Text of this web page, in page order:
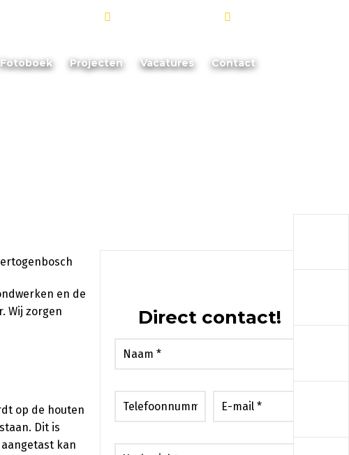
Fotoboek Projecten Vacatures Contact
en de
Wij zorgen
op de houten
Dit is
kan
Direct contact!